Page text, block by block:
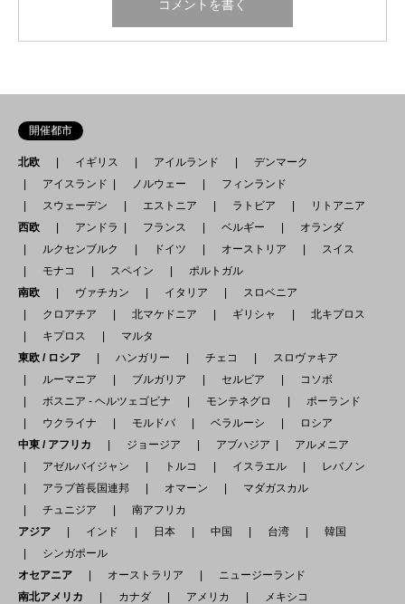
開催都市
北欧 イギリス アイルランド
デンマーク
アイスランド
ノルウェー
フィンランド
スウェーデン
エストニア ラトビア
リトアニア
西欧
アンドラ フランス ベルギー
オランダ
ルクセンブルク
ドイツ オーストリア
スイス
モナコ
スペイン
ポルトガル
南欧
ヴァチカン イタリア
スロベニア
クロアチア
北マケドニア ギリシャ
北キプロス
キプロス
マルタ
東欧 / ロシア
ハンガリー チェコ
スロヴァキア
ルーマニア
ブルガリア セルビア
コソボ
ボスニア - ヘルツェゴビナ
モンテネグロ
ポーランド
ウクライナ
モルドバ ベラルーシ
ロシア
中東 / アフリカ
ジョージア アブハジア
アルメニア
アゼルバイジャン
トルコ イスラエル
レバノン
アラブ首長国連邦
オマーン
マダガスカル
チュニジア
南アフリカ
アジア
インド 日本 中国 台湾
韓国
シンガポール
オセアニア
オーストラリア
ニュージーランド
南北アメリカ
カナダ アメリカ
メキシコ